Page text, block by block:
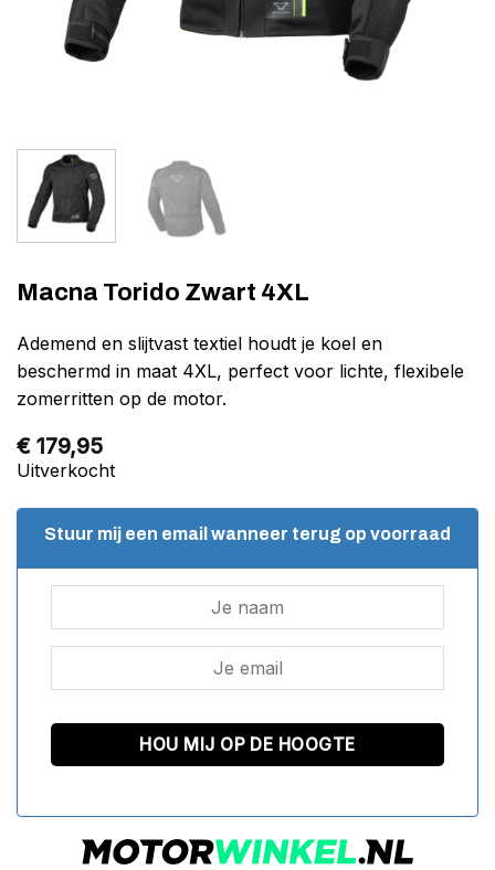
Macna Torido Zwart 4XL
Ademend en slijtvast textiel houdt je koel en
beschermd in maat 4XL, perfect voor lichte, flexibele
zomerritten op de motor.
€ 179,95
Uitverkocht
Stuur mij een email wanneer terug op voorraad